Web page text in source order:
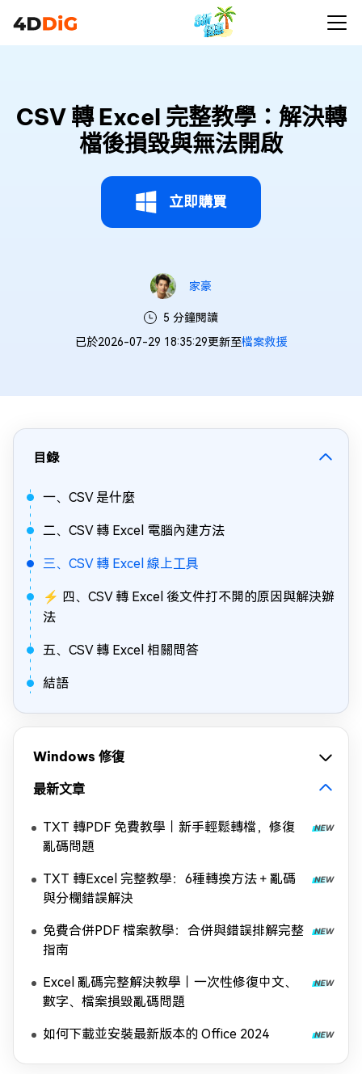
CSV 轉 Excel 完整教學：解決轉
檔後損毀與無法開啟
立即購買
家豪
5 分鐘閱讀
已於2026-07-29 18:35:29更新至檔案救援
目錄
一、CSV 是什麼
二、CSV 轉 Excel 電腦內建方法
三、CSV 轉 Excel 線上工具
⚡ 四、CSV 轉 Excel 後文件打不開的原因與解決辦
法
五、CSV 轉 Excel 相關問答
結語
Windows 修復
最新文章
TXT 轉PDF 免費教學｜新手輕鬆轉檔，修復
亂碼問題
TXT 轉Excel 完整教學：6種轉換方法＋亂碼
與分欄錯誤解決
免費合併PDF 檔案教學：合併與錯誤排解完整
指南
Excel 亂碼完整解決教學｜一次性修復中文、
數字、檔案損毀亂碼問題
如何下載並安裝最新版本的 Office 2024